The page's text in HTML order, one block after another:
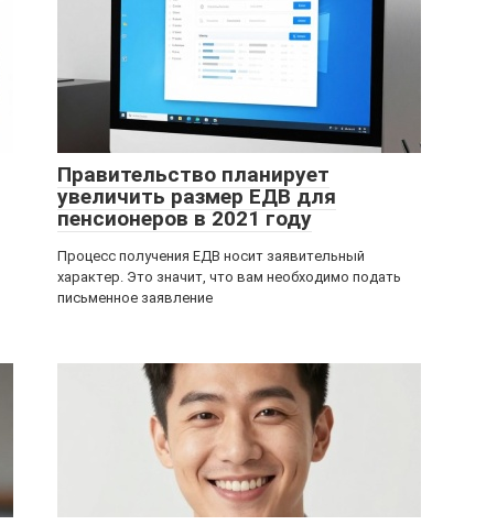
Правительство планирует
увеличить размер ЕДВ для
пенсионеров в 2021 году
Процесс получения ЕДВ носит заявительный
характер. Это значит, что вам необходимо подать
письменное заявление